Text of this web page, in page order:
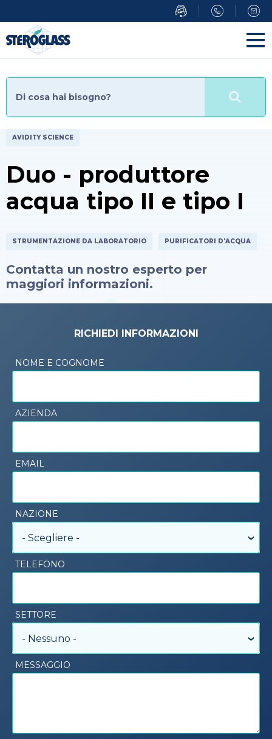
AVIDITY SCIENCE
Duo - produttore
acqua tipo II e tipo I
STRUMENTAZIONE DA LABORATORIO PURIFICATORI D'ACQUA
Contatta un nostro esperto per
maggiori informazioni.
RICHIEDI INFORMAZIONI
NOME E COGNOME
AZIENDA
EMAIL
NAZIONE
- Scegliere -
TELEFONO
SETTORE
- Nessuno -
MESSAGGIO